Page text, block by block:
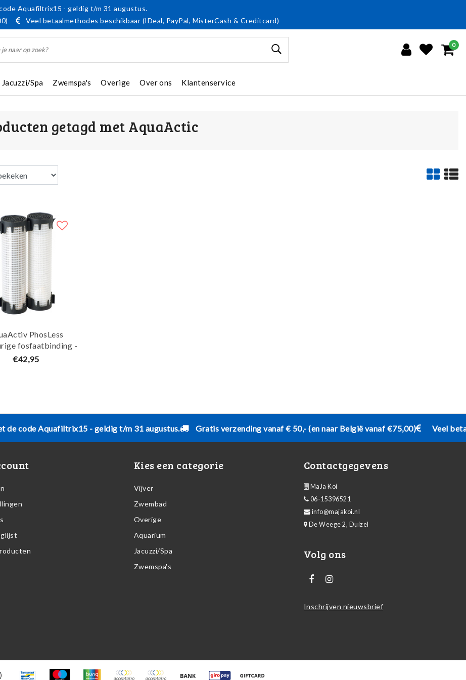
Aquafiltrix15 - geldig t/m 31 augustus.
Veel betaalmethodes beschikbaar (IDeal, PayPal, MisterCash & Creditcard)
0
Jacuzzi/Spa Zwemspa's Overige Over ons Klantenservice
getagd met AquaActic
PhosLess
fosfaatbinding -
Oase
€42,95
de code Aquafiltrix15 - geldig t/m 31 augustus. Gratis verzending vanaf € 50,- (en naar België vanaf €75,00) Veel
Kies een categorie
Vijver
Zwembad
Overige
Aquarium
Jacuzzi/Spa
Zwemspa's
Contactgegevens
MaJa Koi
06-15396521
info@majakoi.nl
De Weege 2, Duizel
Volg ons
Inschrijven nieuwsbrief